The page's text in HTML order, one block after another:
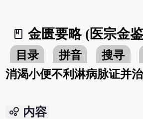
book_2
金匮要略 (医宗金
目录 拼音 搜寻
消渴小便不利淋病脉证并
bubble_chart 内容